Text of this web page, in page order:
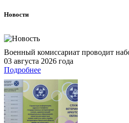
Новости
Военный комиссариат проводит
03 августа 2026 года
Подробнее